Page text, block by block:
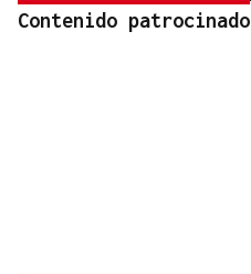
Contenido patrocinado